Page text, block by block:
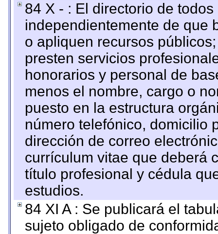
84 X - : El directorio de
independientemente de que
o apliquen recursos
presten servicios
honorarios y personal de
menos el nombre, cargo o
puesto en la estructura
número telefónico, domicilio
dirección de correo
currículum vitae que deberá
título profesional y cédula
estudios.
84 XI A : Se publicará el
sujeto obligado de